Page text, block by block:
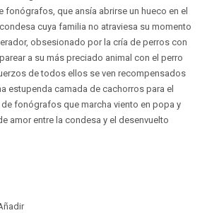
fonógrafos, que ansía abrirse un hueco en el
cuya familia no atraviesa su momento
obsesionado por la cría de perros con
a su más preciado animal con el perro
de todos ellos se ven recompensados
estupenda camada de cachorros para el
fonógrafos que marcha viento en popa y
amor entre la condesa y el desenvuelto